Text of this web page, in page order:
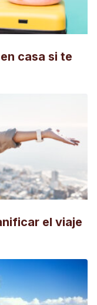
casa si te
el viaje